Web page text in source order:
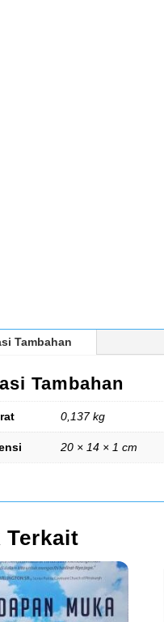
Tambahan
Tambahan
0,137 kg
20 × 14 × 1 cm
Terkait